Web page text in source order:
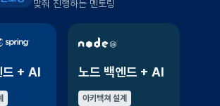
맞춰 진행하는 멘토링
드 + AI 노드 백엔드 + AI
아키텍쳐 설계